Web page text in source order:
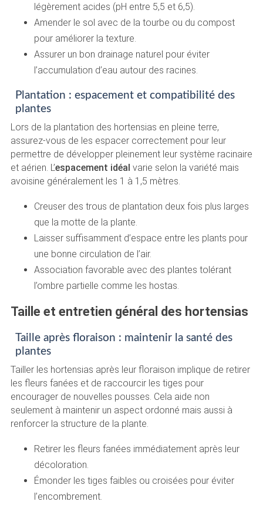
légèrement acides (pH entre 5,5 et 6,5).
Amender le sol avec de la tourbe ou du compost
pour améliorer la texture.
Assurer un bon drainage naturel pour éviter
l’accumulation d’eau autour des racines.
Plantation : espacement et compatibilité des
plantes
Lors de la plantation des hortensias en pleine terre,
assurez-vous de les espacer correctement pour leur
permettre de développer pleinement leur système racinaire
et aérien. L’espacement idéal varie selon la variété mais
avoisine généralement les 1 à 1,5 mètres.
Creuser des trous de plantation deux fois plus larges
que la motte de la plante.
Laisser suffisamment d’espace entre les plants pour
une bonne circulation de l’air.
Association favorable avec des plantes tolérant
l’ombre partielle comme les hostas.
Taille et entretien général des hortensias
Taille après floraison : maintenir la santé des
plantes
Tailler les hortensias après leur floraison implique de retirer
les fleurs fanées et de raccourcir les tiges pour
encourager de nouvelles pousses. Cela aide non
seulement à maintenir un aspect ordonné mais aussi à
renforcer la structure de la plante.
Retirer les fleurs fanées immédiatement après leur
décoloration.
Émonder les tiges faibles ou croisées pour éviter
l’encombrement.